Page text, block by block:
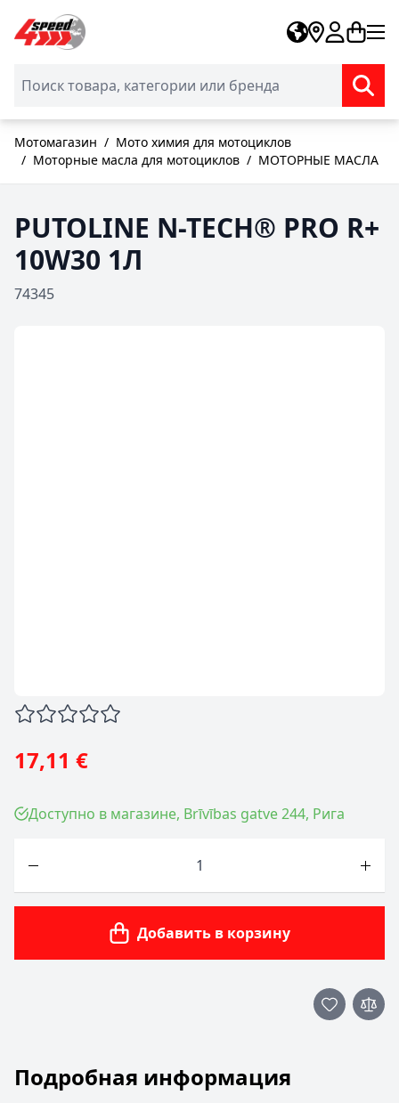
Skip to Content
Мотомагазин / Мото химия для мотоциклов
/ Моторные масла для мотоциклов / МОТОРНЫЕ МАСЛА
PUTOLINE N-TECH® PRO R+
10W30 1Л
74345
17,11 €
Доступно в магазине, Brīvības gatve 244, Рига
Добавить в корзину
Подробная информация